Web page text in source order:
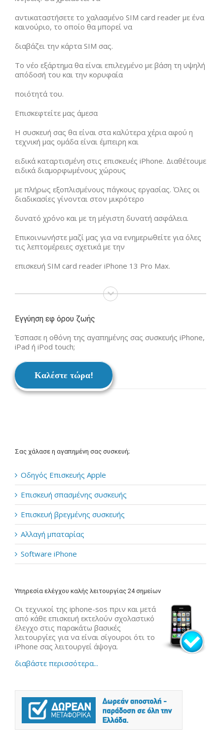
αντικαταστήσετε το χαλασμένο SIM card reader με ένα
καινούριο, το οποίο θα μπορεί να
διαβάζει την κάρτα SIM σας.
Το νέο εξάρτημα θα είναι επιλεγμένο με βάση τη υψηλή
απόδοσή του και την κορυφαία
ποιότητά του.
Επισκεφτείτε μας άμεσα
Η συσκευή σας θα είναι στα καλύτερα χέρια αφού η
τεχνική μας ομάδα είναι έμπειρη και
ειδικά καταρτισμένη στις επισκευές iPhone. Διαθέτουμε
ειδικά διαμορφωμένους χώρους
με πλήρως εξοπλισμένους πάγκους εργασίας. Όλες οι
διαδικασίες γίνονται στον μικρότερο
δυνατό χρόνο και με τη μέγιστη δυνατή ασφάλεια.
Επικοινωνήστε μαζί μας για να ενημερωθείτε για όλες
τις λεπτομέρειες σχετικά με την
επισκευή SIM card reader iPhone 13 Pro Max.
Εγγύηση εφ όρου ζωής
Έσπασε η οθόνη της αγαπημένης σας συσκευής iPhone,
iPad ή iPod touch;
Καλέστε τώρα!
Σας χάλασε η αγαπημένη σας συσκευή;
Οδηγός Επισκευής Apple
Επισκευή σπασμένης συσκευής
Επισκευή βρεγμένης συσκευής
Αλλαγή μπαταρίας
Software iPhone
Υπηρεσία ελέγχου καλής λειτουργίας 24 σημείων
Οι τεχνικοί της iphone-sos πριν και μετά
από κάθε επισκευή εκτελούν σχολαστικό
έλεγχο στις παρακάτω βασικές
λειτουργίες για να είναι σίγουροι ότι το
iPhone σας λειτουργεί άψογα.
διαβάστε περισσότερα...